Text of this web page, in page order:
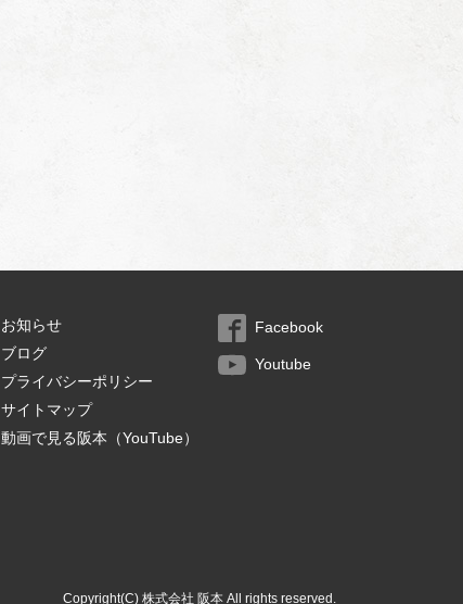
お知らせ
ブログ
プライバシーポリシー
サイトマップ
動画で見る阪本（YouTube）
Facebook
Youtube
Copyright(C) 株式会社 阪本 All rights reserved.